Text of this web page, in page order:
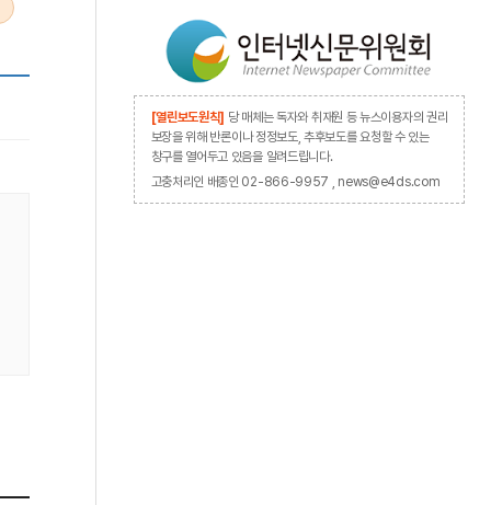
[열린보도원칙] 당 매체는 독자와 취재원 등 뉴스이용자의 권리
보장을 위해 반론이나 정정보도, 추후보도를 요청할 수 있는
창구를 열어두고 있음을 알려드립니다.
고충처리인 배종인 02-866-9957 , news@e4ds.com